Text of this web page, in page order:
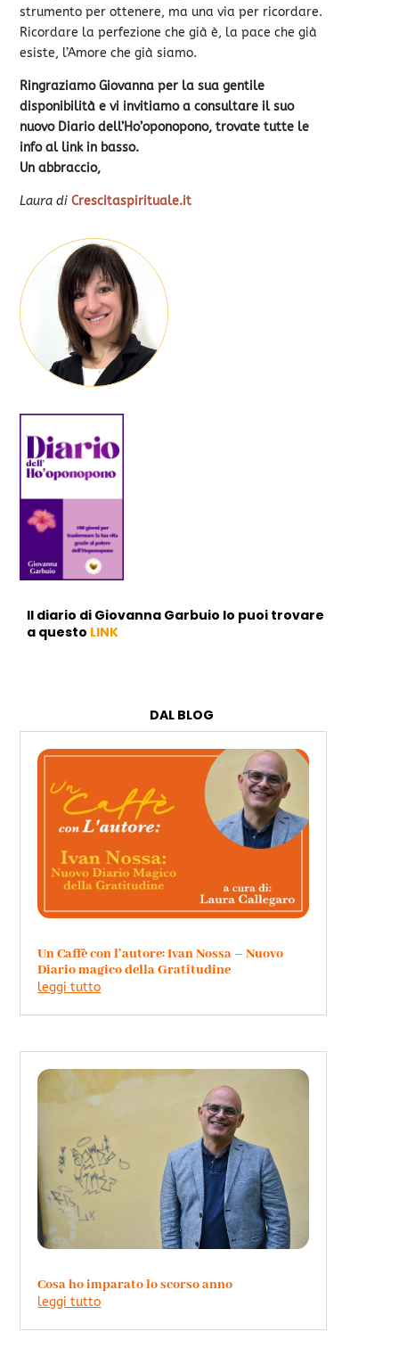
strumento per ottenere, ma una via per ricordare.
Ricordare la perfezione che già è, la pace che già
esiste, l’Amore che già siamo.
Ringraziamo Giovanna per la sua gentile
disponibilità e vi invitiamo a consultare il suo
nuovo Diario dell’Ho’oponopono, trovate tutte le
info al link in basso.
Un abbraccio,
Laura diCrescitaspirituale.it
Il diario di Giovanna Garbuio lo puoi trovare
a questo LINK
DAL BLOG
Un Caffè con l’autore: Ivan Nossa – Nuovo
Diario magico della Gratitudine
leggi tutto
Cosa ho imparato lo scorso anno
leggi tutto